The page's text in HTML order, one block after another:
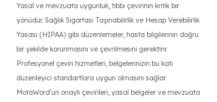
Yasal ve mevzuata uygunluk, tıbbi çevirinin kritik bir
yönüdür. Sağlık Sigortası Taşınabilirlik ve Hesap Verebilirlik
Yasası (HIPAA) gibi düzenlemeler, hasta bilgilerinin doğru
bir şekilde korunmasını ve çevrilmesini gerektirir.
Profesyonel çeviri hizmetleri, belgelerinizin bu katı
düzenleyici standartlara uygun olmasını sağlar.
MotaWord'ün onaylı çevirileri, yasal belgeler ve mevzuata